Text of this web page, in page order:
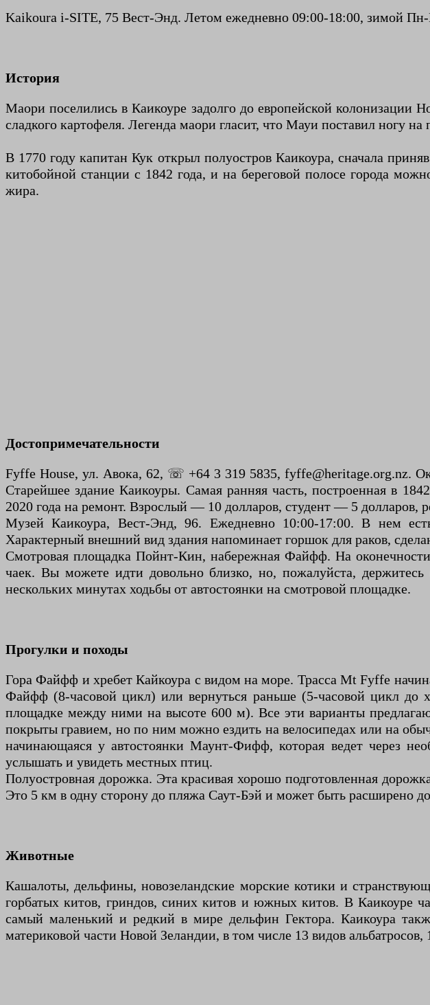
Kaikoura i-SITE, 75 Вест-Энд. Летом ежедневно 09:00-18:00, зимой
История
Маори поселились в Каикоуре задолго до европейской колонизации
сладкого картофеля. Легенда маори гласит, что Мауи поставил ногу
В 1770 году капитан Кук открыл полуостров Каикоура, сначала
китобойной станции с 1842 года, и на береговой полосе города
жира.
Достопримечательности
Fyffe House, ул. Авока, 62, ☏ +64 3 319 5835, fyffe@heritage.org.nz.
Старейшее здание Каикоуры. Самая ранняя часть, построенная в
2020 года на ремонт. Взрослый — 10 долларов, студент — 5 долларов,
Музей Каикоура, Вест-Энд, 96. Ежедневно 10:00-17:00. В нем
Характерный внешний вид здания напоминает горшок для раков,
Смотровая площадка Пойнт-Кин, набережная Файфф. На
чаек. Вы можете идти довольно близко, но, пожалуйста,
нескольких минутах ходьбы от автостоянки на смотровой площадке.
Прогулки и походы
Гора Файфф и хребет Кайкоура с видом на море. Трасса Mt Fyffe
Файфф (8-часовой цикл) или вернуться раньше (5-часовой цикл
площадке между ними на высоте 600 м). Все эти варианты
покрыты гравием, но по ним можно ездить на велосипедах или на
начинающаяся у автостоянки Маунт-Фифф, которая ведет через
услышать и увидеть местных птиц.
Полуостровная дорожка. Эта красивая хорошо подготовленная
Это 5 км в одну сторону до пляжа Саут-Бэй и может быть расширено
Животные
Кашалоты, дельфины, новозеландские морские котики и
горбатых китов, гриндов, синих китов и южных китов. В Каикоуре
самый маленький и редкий в мире дельфин Гектора. Каикоура
материковой части Новой Зеландии, в том числе 13 видов